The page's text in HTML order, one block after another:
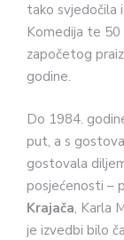
tako svjedočila
Komedija te 50
započetog
godine.
Do 1984.
put, a s
gostovala
posjećenosti –
Krajača, Karla
je izvedbi bilo